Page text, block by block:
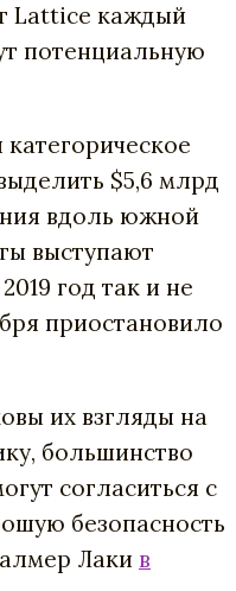
Lattice каждый
потенциальную
категорическое
$5,6 млрд
вдоль южной
выступают
год так и не
приостановило
их взгляды на
большинство
согласиться с
безопасность
Лаки в